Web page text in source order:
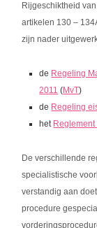
Rijgeschiktheid
artikelen 130 –
zijn nader
de Regeling
2011 (MvT)
de Regeling
het
De verschillende
specialistische
verstandig aan
procedure